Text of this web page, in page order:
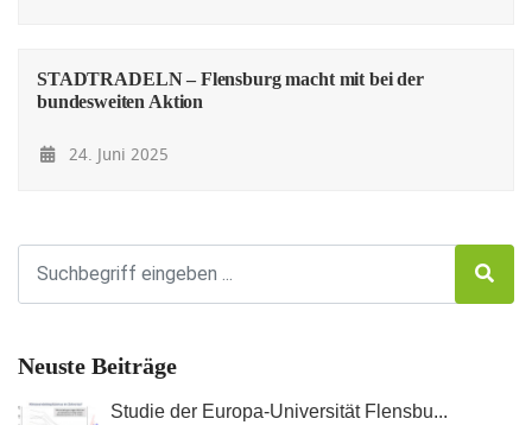
STADTRADELN – Flensburg macht mit bei der
bundesweiten Aktion
24. Juni 2025
Neuste Beiträge
Studie der Europa-Universität Flensbu...